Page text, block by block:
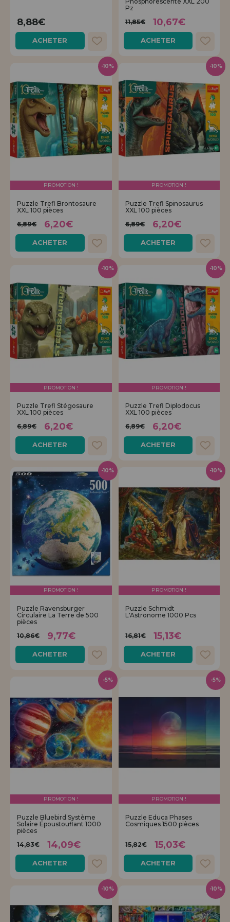
ENREGISTREMENT DISTRIBUTEUR
8,88€
ACHETER
Pz
11,85€
10,67€
ACHETER
PROMOTION !
Puzzle Trefl Brontosaure
XXL 100 pièces
6,89€
6,20€
ACHETER
-10%
PROMOTION !
Puzzle Trefl Spinosaurus
XXL 100 pièces
6,89€
6,20€
ACHETER
-10%
PROMOTION !
Puzzle Trefl Stégosaure
XXL 100 pièces
6,89€
6,20€
ACHETER
-10%
PROMOTION !
Puzzle Trefl Diplodocus
XXL 100 pièces
6,89€
6,20€
ACHETER
-10%
PROMOTION !
Puzzle Ravensburger
Circulaire La Terre de 500
pièces
10,86€
9,77€
ACHETER
-10%
PROMOTION !
Puzzle Schmidt
L'Astronome 1000 Pcs
16,81€ 15,13€
ACHETER
-10%
PROMOTION !
Puzzle Bluebird Système
Solaire Époustouflant 1000
pièces
14,83€
14,09€
ACHETER
-5%
PROMOTION !
Puzzle Educa Phases
Cosmiques 1500 pièces
15,82€ 15,03€
ACHETER
-5%
-10% -10%